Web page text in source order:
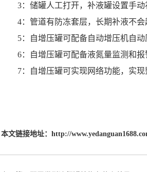
3：储罐人工打开，补液罐设置手动
4：管道有防冻套层，长期补液不会
5：自增压罐可配备自动增压机自动
6：自增压罐可配备液氮量监测和报
7：自增压罐可实现网络功能，实现
本文链接地址： http://